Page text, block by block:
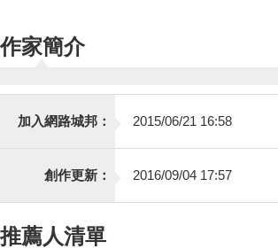
作家簡介
加入網路城邦： 2015/06/21 16:58
創作更新： 2016/09/04 17:57
推薦人清單